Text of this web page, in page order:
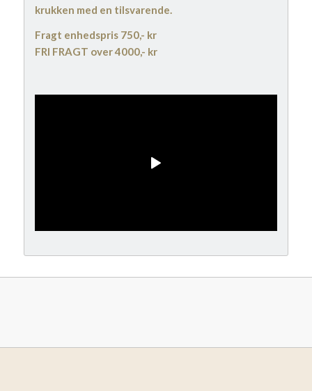
krukken med en tilsvarende.
Fragt enhedspris 750,- kr
FRI FRAGT over 4000,- kr